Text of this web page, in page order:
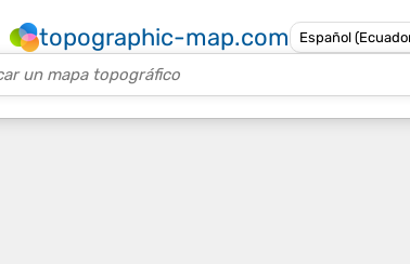
topographic-map.com